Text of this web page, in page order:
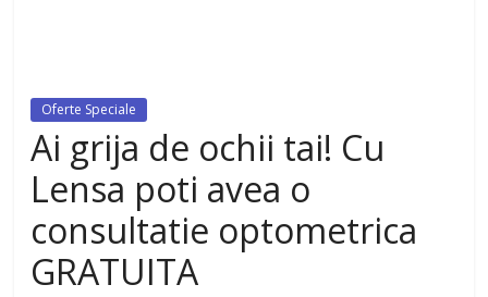
Oferte Speciale
Ai grija de ochii tai! Cu
Lensa poti avea o
consultatie optometrica
GRATUITA